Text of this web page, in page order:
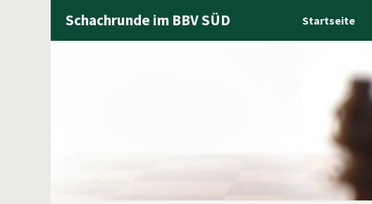
Schachrunde im BBV SÜD Startseite